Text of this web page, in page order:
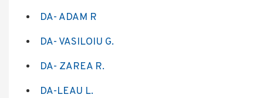
DA- ADAM R
DA- VASILOIU G.
DA- ZAREA R.
DA-LEAU L.